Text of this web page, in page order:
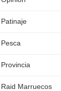
Patinaje
Pesca
Provincia
Raid Marruecos